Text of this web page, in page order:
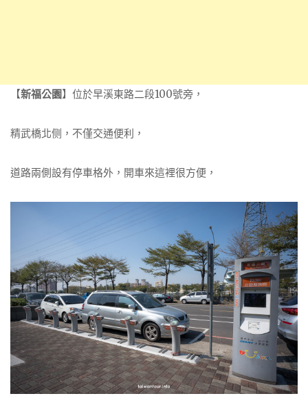
【新福公園】位於早溪東路二段100號旁，
精武橋北侧，不僅交通便利，
道路兩側設有停車格外，開車來這裡很方便，